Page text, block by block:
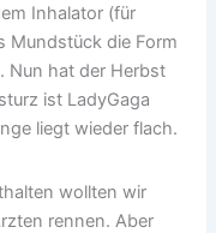
Inhalator (für
Mundstück die Form
Nun hat der Herbst
ist LadyGaga
liegt wieder flach.
wollten wir
rennen. Aber